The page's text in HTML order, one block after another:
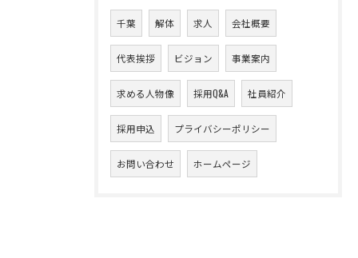
千葉 解体 求人 会社概要
代表挨拶 ビジョン 事業案内
求める人物像 採用Q&A 社員紹介
採用申込 プライバシーポリシー
お問い合わせ ホームページ